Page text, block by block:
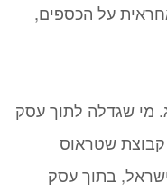
על הכספים,
מי שגדלה לתוך עסק
קבוצת שטראוס
בתוך עסק